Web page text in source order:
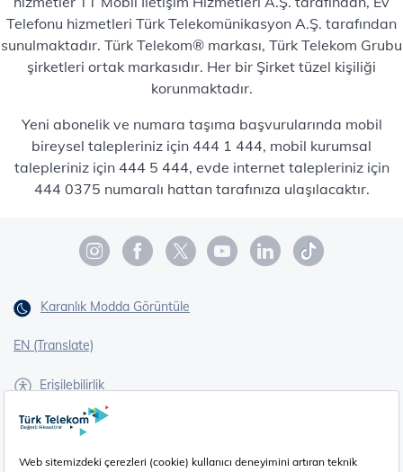
Telefonu hizmetleri Türk Telekomünikasyon A.Ş. tarafından
sunulmaktadır. Türk Telekom® markası, Türk Telekom Grubu
şirketleri ortak markasıdır. Her bir Şirket tüzel kişiliği
korunmaktadır.
Yeni abonelik ve numara taşıma başvurularında mobil
bireysel talepleriniz için 444 1 444, mobil kurumsal
talepleriniz için 444 5 444, evde internet talepleriniz için
444 0375 numaralı hattan tarafınıza ulaşılacaktır.
Karanlık Modda Görüntüle
EN (Translate)
Erişilebilirlik
İşaret Dili Çevirisi